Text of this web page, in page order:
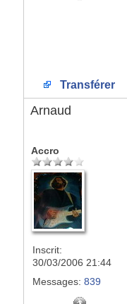
Transférer
Arnaud
Accro
Inscrit:
30/03/2006 21:44
Messages: 839